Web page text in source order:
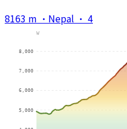
8163 m · Nepal · 4